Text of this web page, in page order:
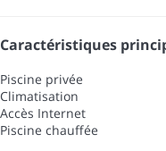
Caractéristiques
Piscine privée
Climatisation
Accès Internet
Piscine chauffée